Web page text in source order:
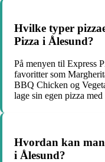
Hvilke typer
Pizza i Ålesund?
På menyen til Express
favoritter som
BBQ Chicken og
lage sin egen pizza
Hvordan kan man
i Ålesund?